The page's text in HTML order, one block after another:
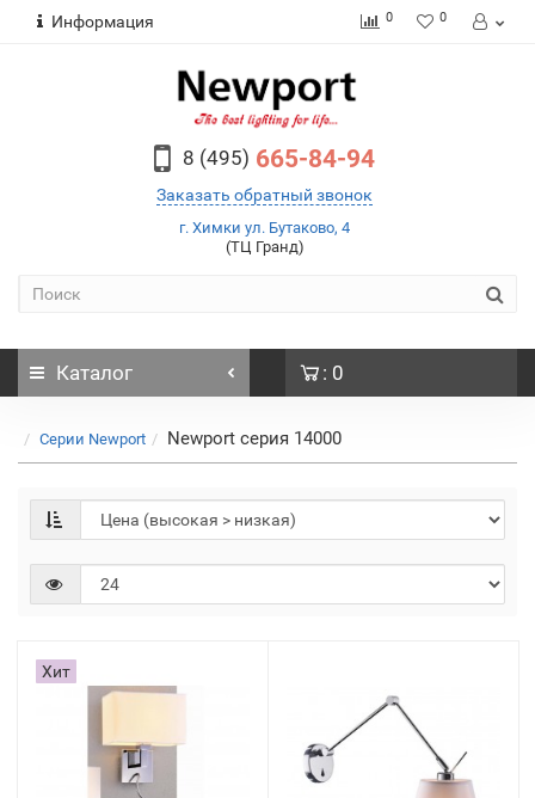
Информация 0 0
8 (495) 665-84-94
Заказать обратный звонок
г. Химки ул. Бутаково, 4
(ТЦ Гранд)
Каталог : 0
Серии Newport Newport серия 14000
Хит